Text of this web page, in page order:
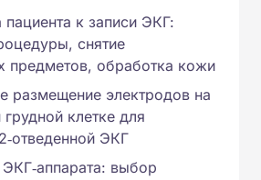
пациента к записи ЭКГ:
снятие
предметов, обработка кожи
размещение электродов на
клетке для
ЭКГ
выбор